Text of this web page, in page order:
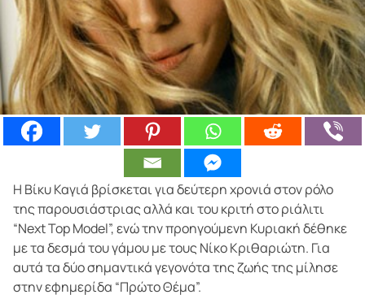
Η Βίκυ Καγιά βρίσκεται για δεύτερη χρονιά στον ρόλο
της παρουσιάστριας αλλά και του κριτή στο ριάλιτι
“Next Top Model”, ενώ την προηγούμενη Κυριακή δέθηκε
με τα δεσμά του γάμου με τους Νίκο Κριθαριώτη. Για
αυτά τα δύο σημαντικά γεγονότα της ζωής της μίλησε
στην εφημερίδα “Πρώτο Θέμα”.